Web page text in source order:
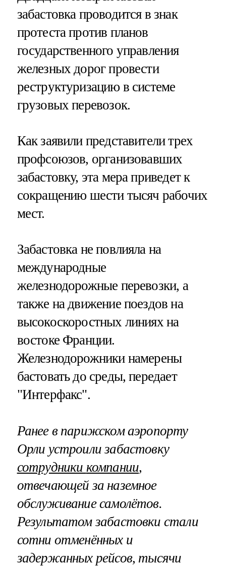
забастовка проводится в знак
протеста против планов
государственного управления
железных дорог провести
реструктуризацию в системе
грузовых перевозок.
Как заявили представители трех
профсоюзов, организовавших
забастовку, эта мера приведет к
сокращению шести тысяч рабочих
мест.
Забастовка не повлияла на
международные
железнодорожные перевозки, а
также на движение поездов на
высокоскоростных линиях на
востоке Франции.
Железнодорожники намерены
бастовать до среды, передает
"Интерфакс".
Ранее в парижском аэропорту
Орли устроили забастовку
сотрудники компании,
отвечающей за наземное
обслуживание самолётов.
Результатом забастовки стали
сотни отменённых и
задержанных рейсов, тысячи